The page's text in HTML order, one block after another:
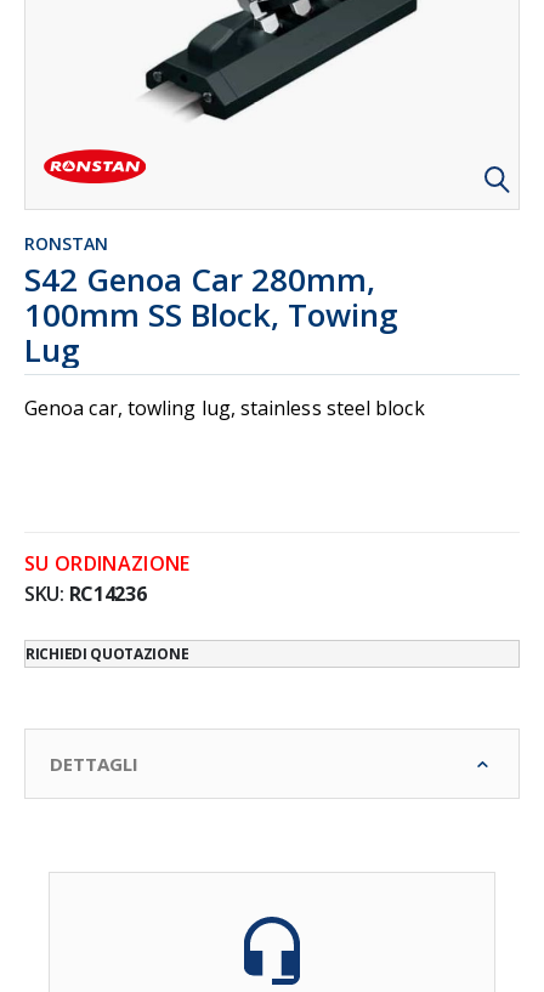
RONSTAN
S42 Genoa Car 280mm,
100mm SS Block, Towing
Lug
Genoa car, towling lug, stainless steel block
RICHIEDI QUOTAZIONE
SU ORDINAZIONE
SKU RC14236
DETTAGLI